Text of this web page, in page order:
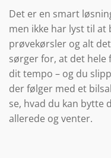
Det er en smart
men ikke har lyst til
prøvekørsler og alt
sørger for, at det
dit tempo – og du
der følger med et
se, hvad du kan bytte
allerede og venter.